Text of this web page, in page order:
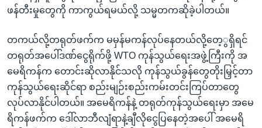
ဖန်တီးမှုတွေကို ကာကွယ်ရမယ်လို့ သမ္မတကဆိုခဲ့ပါတယ်။
တကယ်လို့တရုတ်ဖက်က မမှန်မကန်လုပ်နေတယ်လို့တေ့ွရှိရင်
တရုတ်အပေါ်ဒဏ်ငွေရိုက်ဖို့ WTO ကုန်သွယ်ရေးအဖွဲ့ကြီးကို အ
မေရိကန်က တောင်းဆိုလာနိုင်သလို ကုန်သွယ်ခွန်တွေတိုးမြှင့်တာ
ကုန်သွယ်ရေးဆိုင်ရာ စည်းမျဉ်းစည်းကမ်းတင်းကြပ်တာတွေ
လုပ်လာနိုင်ပါတယ်။ အမေရိကန်နဲ့ တရုတ်ကုန်သွယ်ရေးမှာ အမေ
ရိကန်ဖက်က ဒေါ်လာဘီလျံရာနဲ့ချီလိုငွေပြနေတဲ့အပေါ် အမေရိ